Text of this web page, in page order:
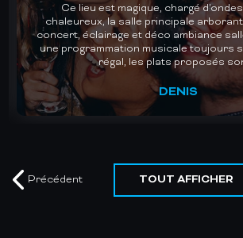
Un accueil chaleureux et une cuisine au
des plus belles salles de concerts de
avec des groupes de qualité pour des
mémorables. Un plaisir chaque fois
recommande vivement.
MURIEL
Précédent TOUT AFFICHER